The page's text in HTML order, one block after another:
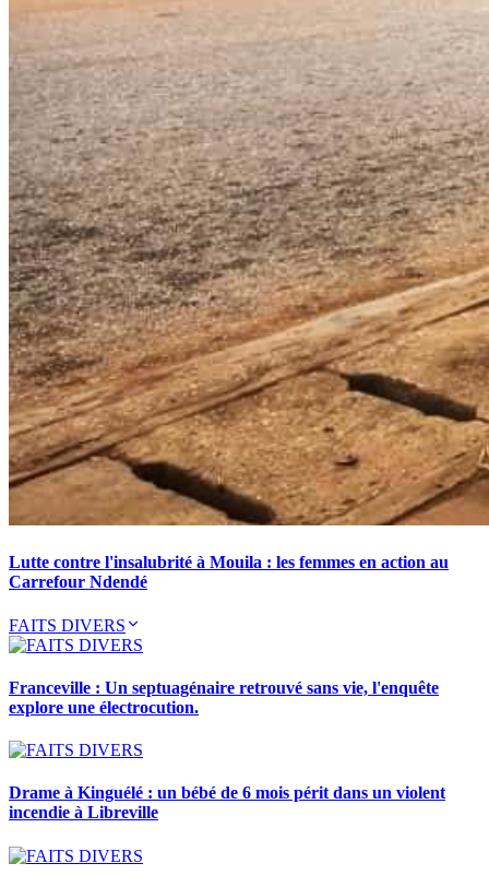
Lutte contre l'insalubrité à Mouila : les femmes en action au
Carrefour Ndendé
FAITS DIVERS
Franceville : Un septuagénaire retrouvé sans vie, l'enquête
explore une électrocution.
Drame à Kinguélé : un bébé de 6 mois périt dans un violent
incendie à Libreville